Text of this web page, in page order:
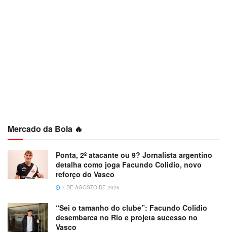
Mercado da Bola 🔥
Ponta, 2º atacante ou 9? Jornalista argentino
detalha como joga Facundo Colidio, novo
reforço do Vasco
7 DE AGOSTO DE 2026
“Sei o tamanho do clube”: Facundo Colidio
desembarca no Rio e projeta sucesso no
Vasco